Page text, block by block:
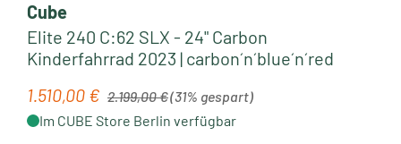
Cube
Elite 240 C:62 SLX - 24" Carbon
Kinderfahrrad 2023 | carbon´n´blue´n´red
Verkaufspreis:
1.510,00 € Regulärer Preis:
2.199,00 €(31% gespart)
Im CUBE Store Berlin verfügbar